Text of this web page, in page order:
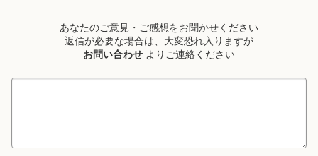
あなたのご意見・ご感想をお聞かせください
返信が必要な場合は、大変恐れ入りますが
お問い合わせ よりご連絡ください